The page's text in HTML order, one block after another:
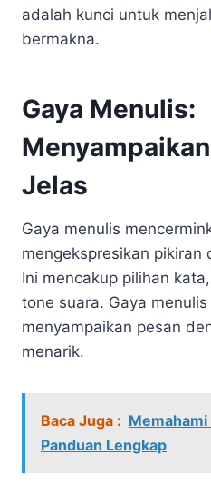
adalah kunci untuk
bermakna.
Gaya Menulis:
Jelas
Gaya menulis
mengekspresikan pikiran
Ini mencakup pilihan
tone suara. Gaya
menyampaikan pesan
menarik.
Baca Juga :
Panduan Lengkap